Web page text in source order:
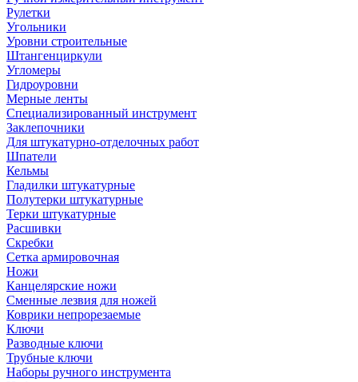
Рулетки
Угольники
Уровни строительные
Штангенциркули
Угломеры
Гидроуровни
Мерные ленты
Специализированный инструмент
Заклепочники
Для штукатурно-отделочных работ
Шпатели
Кельмы
Гладилки штукатурные
Полутерки штукатурные
Терки штукатурные
Расшивки
Скребки
Сетка армировочная
Ножи
Канцелярские ножи
Сменные лезвия для ножей
Коврики непрорезаемые
Ключи
Разводные ключи
Трубные ключи
Наборы ручного инструмента